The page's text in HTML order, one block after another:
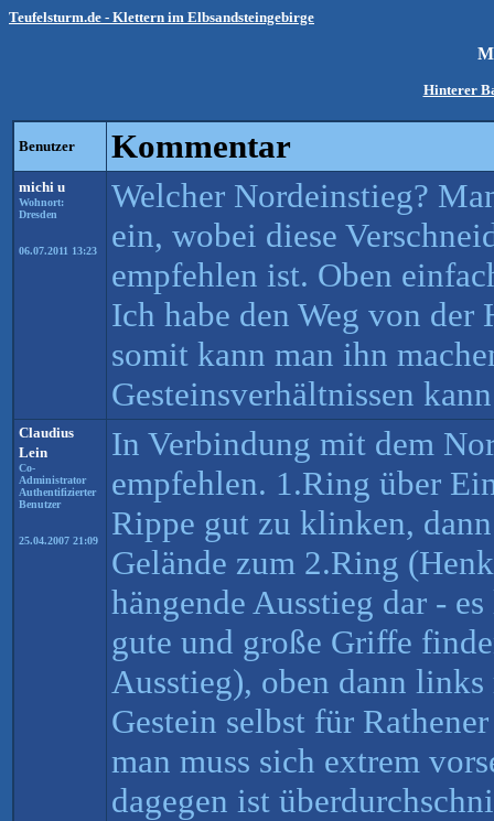
Teufelsturm.de - Klettern im Elbsandsteingebirge
Hinterer
Benutzer Kommentar
michi u
Wohnort:
Dresden
06.07.2011 13:23
Welcher Nordeinstieg?
ein, wobei diese
empfehlen ist. Oben
Ich habe den Weg von der
somit kann man ihn
Gesteinsverhältnissen
Claudius
Lein
Co-
Administrator
Authentifizierter
Benutzer
25.04.2007 21:09
In Verbindung mit dem
empfehlen. 1.Ring über
Rippe gut zu klinken,
Gelände zum 2.Ring
hängende Ausstieg dar -
gute und große Griffe
Ausstieg), oben dann
Gestein selbst für
man muss sich extrem
dagegen ist